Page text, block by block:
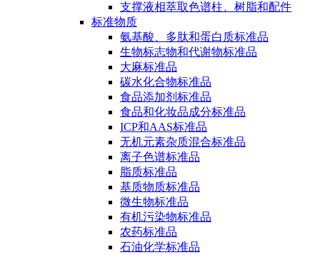
支撑液相萃取色谱柱、树脂和配件
标准物质
氨基酸、多肽和蛋白质标准品
生物标志物和代谢物标准品
大麻标准品
碳水化合物标准品
食品添加剂标准品
食品和化妆品成分标准品
ICP和AAS标准品
无机元素杂质混合标准品
离子色谱标准品
脂质标准品
基质物质标准品
微生物标准品
有机污染物标准品
农药标准品
石油化学标准品